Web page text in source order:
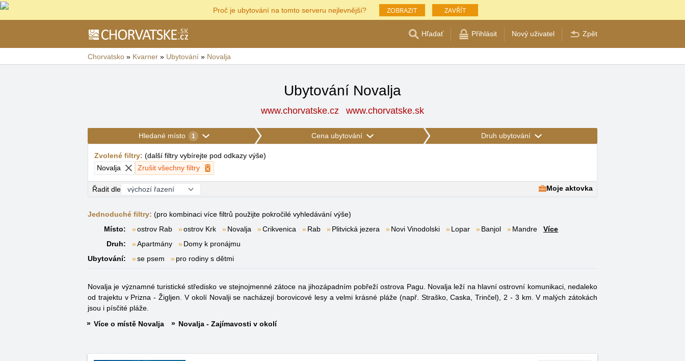
Proč je ubytování na tomto serveru nejlevnější? ZOBRAZIT ZAVŘÍT
Hľadať Přihlásit Nový uživatel Zpět
Chorvatsko » Kvarner » Ubytování » Novalja
Ubytování Novalja
www.chorvatske.cz www.chorvatske.sk
Hledané místo 1 Cena ubytování Druh ubytování
Zvolené filtry: (další filtry vybírejte pod odkazy výše)
Novalja
Zrušit všechny filtry
Řadit dle Moje aktovka
Jednoduché filtry: (pro kombinaci více filtrů použijte pokročilé vyhledávání výše)
Místo:
ostrov Rab ostrov Krk Novalja Crikvenica Rab Plitvická jezera Novi Vinodolski Lopar Banjol Mandre
Více
Druh:
Apartmány
Domy k pronájmu
Ubytování:
se psem pro rodiny s dětmi
Novalja je významné turistické středisko ve stejnojmenné zátoce na jihozápadním pobřeží ostrova Pagu. Novalja leží na hlavní ostrovní komunikaci, nedaleko
od trajektu v Prizna - Žigljen. V okolí Novalji se nacházejí borovicové lesy a velmi krásné pláže (např. Straško, Caska, Trinčel), 2 - 3 km. V malých zátokách
jsou i písčité pláže.
Více o místě Novalja
Novalja - Zajímavosti v okolí